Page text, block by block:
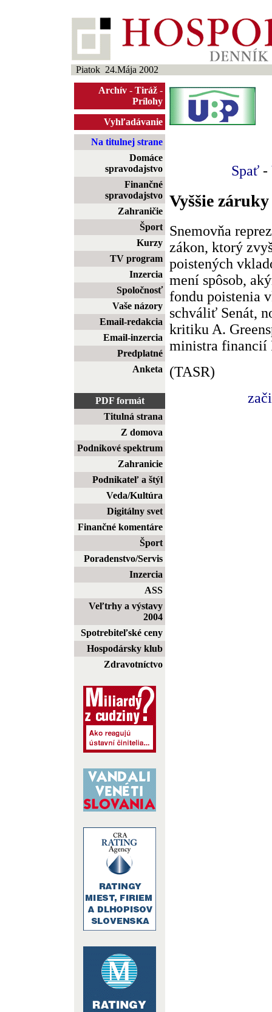
Piatok 24.Mája 2002
Archív - Tiráž -
Prílohy
Vyhľadávanie
Na titulnej strane
Domáce
spravodajstvo
Finančné
spravodajstvo
Zahraničie
Šport
Kurzy
TV program
Inzercia
Spoločnosť
Vaše názory
Email-redakcia
Email-inzercia
Predplatné
Anketa
PDF formát
Titulná strana
Z domova
Podnikové spektrum
Zahranicie
Podnikateľ a štýl
Veda/Kultúra
Digitálny svet
Finančné komentáre
Šport
Poradenstvo/Servis
Inzercia
ASS
Veľtrhy a výstavy
2004
Spotrebiteľské ceny
Hospodársky klub
Zdravotníctvo
Spať -
Vyššie záruky
Snemovňa
zákon, ktorý
poistených
mení spôsob,
fondu poistenia
schváliť Senát,
kritiku A.
ministra financií
(TASR)